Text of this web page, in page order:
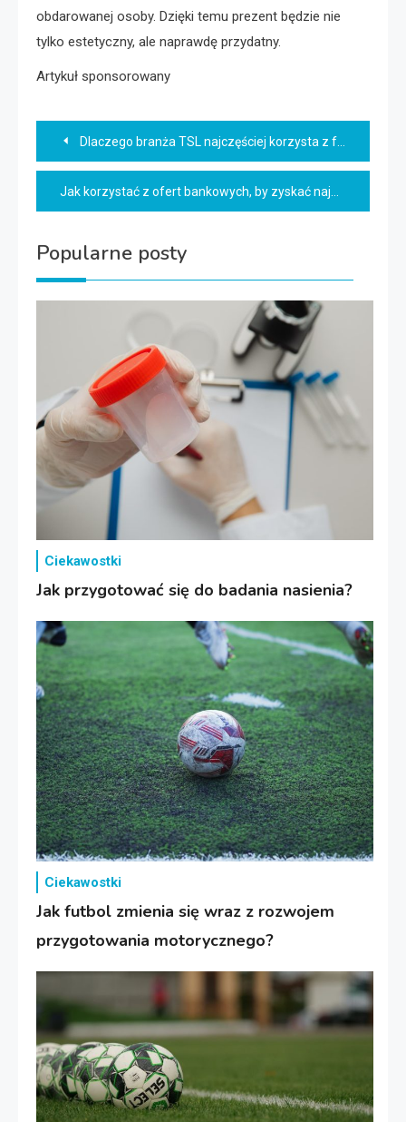
obdarowanej osoby. Dzięki temu prezent będzie nie
tylko estetyczny, ale naprawdę przydatny.
Artykuł sponsorowany
Nawigacja
wpisu
Dlaczego branża TSL najczęściej korzysta z faktoringu?
Popularne posty
Ciekawostki
Jak przygotować się do badania nasienia?
Ciekawostki
Jak futbol zmienia się wraz z rozwojem
przygotowania motorycznego?